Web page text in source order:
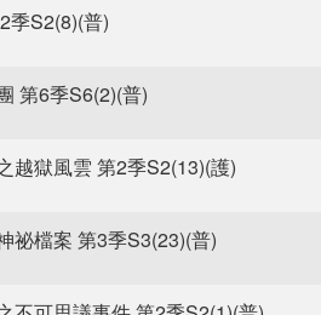
季S2(8)(普)
第6季S6(2)(普)
越獄風雲 第2季S2(13)(護)
祕檔案 第3季S3(23)(普)